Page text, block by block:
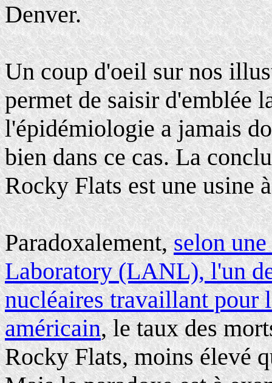
Denver.
Un coup d'oeil sur nos
permet de saisir d'emblée
l'épidémiologie a jamais
bien dans ce cas. La
Rocky Flats est une usine
Paradoxalement,selon
Laboratory (LANL), l'un
nucléaires travaillant pour
américain, le taux des
Rocky Flats, moins élevé